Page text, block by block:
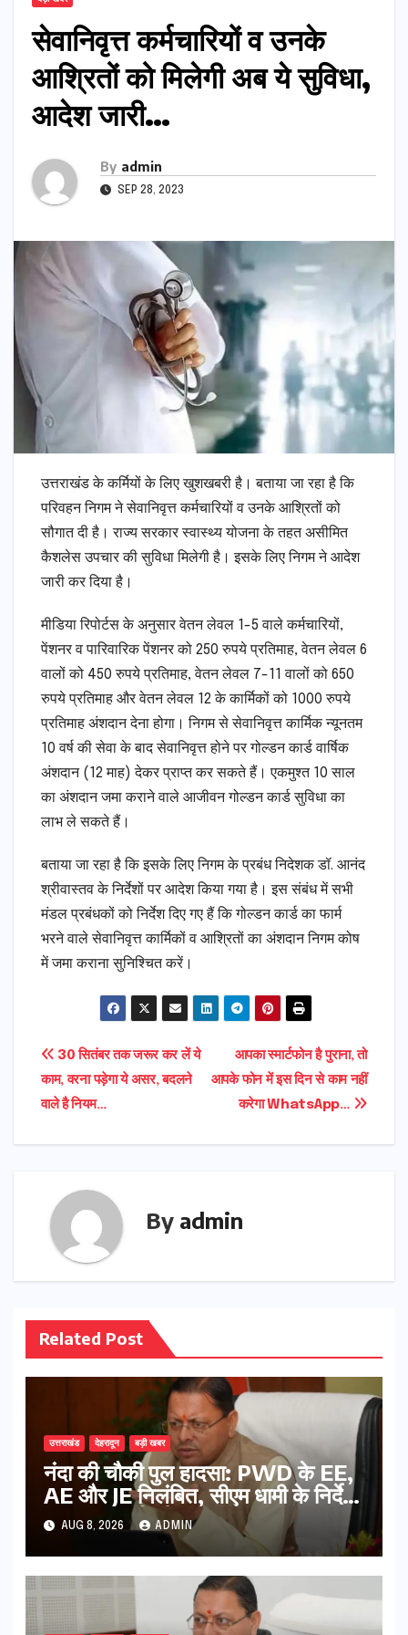
सेवानिवृत्त कर्मचारियों व उनके
आश्रितों को मिलेगी अब ये सुविधा,
आदेश जारी…
By admin
SEP 28, 2023
उत्तराखंड के कर्मियों के लिए खुशखबरी है। बताया जा रहा है कि
परिवहन निगम ने सेवानिवृत्त कर्मचारियों व उनके आश्रितों को
सौगात दी है। राज्य सरकार स्वास्थ्य योजना के तहत असीमित
कैशलेस उपचार की सुविधा मिलेगी है। इसके लिए निगम ने आदेश
जारी कर दिया है।
मीडिया रिपोर्टस के अनुसार वेतन लेवल 1-5 वाले कर्मचारियों,
पेंशनर व पारिवारिक पेंशनर को 250 रुपये प्रतिमाह, वेतन लेवल 6
वालों को 450 रुपये प्रतिमाह, वेतन लेवल 7-11 वालों को 650
रुपये प्रतिमाह और वेतन लेवल 12 के कार्मिकों को 1000 रुपये
प्रतिमाह अंशदान देना होगा। निगम से सेवानिवृत्त कार्मिक न्यूनतम
10 वर्ष की सेवा के बाद सेवानिवृत्त होने पर गोल्डन कार्ड वार्षिक
अंशदान (12 माह) देकर प्राप्त कर सकते हैं। एकमुश्त 10 साल
का अंशदान जमा कराने वाले आजीवन गोल्डन कार्ड सुविधा का
लाभ ले सकते हैं।
बताया जा रहा है कि इसके लिए निगम के प्रबंध निदेशक डॉ. आनंद
श्रीवास्तव के निर्देशों पर आदेश किया गया है। इस संबंध में सभी
मंडल प्रबंधकों को निर्देश दिए गए हैं कि गोल्डन कार्ड का फार्म
भरने वाले सेवानिवृत्त कार्मिकों व आश्रितों का अंशदान निगम कोष
में जमा कराना सुनिश्चित करें।
Post
navigation
आपका स्मार्टफोन है पुराना, तो
आपके फोन में इस दिन से काम नहीं
करेगा WhatsApp…
30 सितंबर तक जरूर कर लें ये
काम, वरना पड़ेगा ये असर, बदलने
वाले है नियम…
By admin
Related Post
उत्तराखंड देहरादून बड़ी खबर
नंदा की चौकी पुल हादसा: PWD के EE,
AE और JE निलंबित, सीएम धामी के निर्देश
पर सख्त कार्रवाई
AUG 8, 2026 ADMIN